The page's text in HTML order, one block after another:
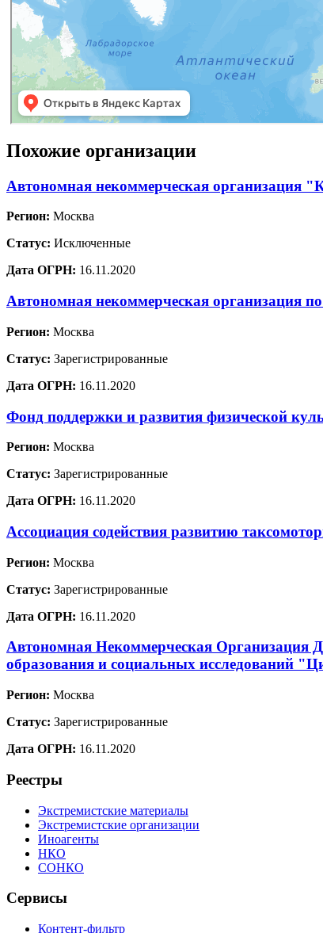
Похожие организации
Автономная некоммерческая организация
Регион: Москва
Статус: Исключенные
Дата ОГРН: 16.11.2020
Автономная некоммерческая организация
Регион: Москва
Статус: Зарегистрированные
Дата ОГРН: 16.11.2020
Фонд поддержки и развития физической
Регион: Москва
Статус: Зарегистрированные
Дата ОГРН: 16.11.2020
Ассоциация содействия развитию
Регион: Москва
Статус: Зарегистрированные
Дата ОГРН: 16.11.2020
Автономная Некоммерческая Организация
образования и социальных исследований
Регион: Москва
Статус: Зарегистрированные
Дата ОГРН: 16.11.2020
Реестры
Экстремистские материалы
Экстремистские организации
Иноагенты
НКО
СОНКО
Сервисы
Контент-фильтр